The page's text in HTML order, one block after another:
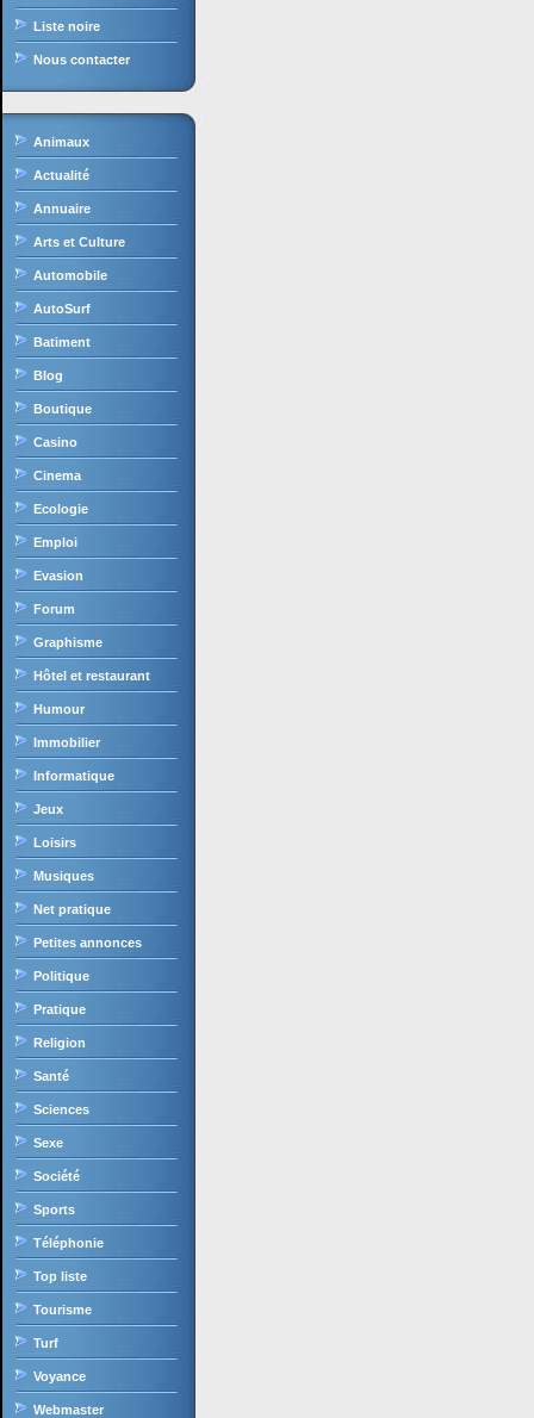
Liste noire
Nous contacter
Animaux
Actualité
Annuaire
Arts et Culture
Automobile
AutoSurf
Batiment
Blog
Boutique
Casino
Cinema
Ecologie
Emploi
Evasion
Forum
Graphisme
Hôtel et restaurant
Humour
Immobilier
Informatique
Jeux
Loisirs
Musiques
Net pratique
Petites annonces
Politique
Pratique
Religion
Santé
Sciences
Sexe
Société
Sports
Téléphonie
Top liste
Tourisme
Turf
Voyance
Webmaster